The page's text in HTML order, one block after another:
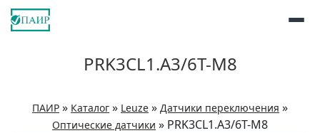
PRK3CL1.A3/6T-M8
ПАИР » Каталог » Leuze » Датчики переключения »
Оптические датчики » PRK3CL1.A3/6T-M8